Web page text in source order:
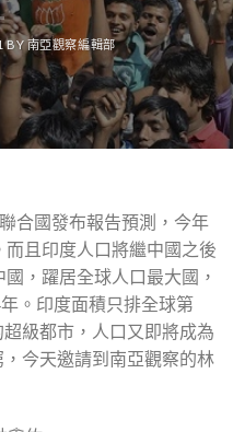
BY南亞觀察編輯部
合國發布報告預測，今年
且印度人口將繼中國之後
，躍居全球人口最大國，
。印度面積只排全球第
級都市，人口又即將成為
今天邀請到南亞觀察的林